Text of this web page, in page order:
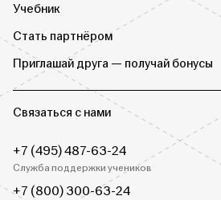
Учебник
Стать партнёром
Приглашай друга — получай бонусы
Связаться с нами
+7 (495) 487-63-24
Служба поддержки учеников
+7 (800) 300-63-24